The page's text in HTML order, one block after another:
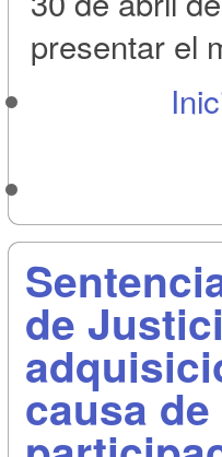
presentar el
de
causa